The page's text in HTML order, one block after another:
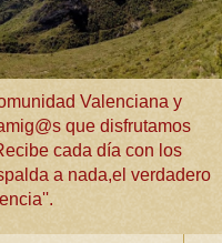
Valenciana y
que disfrutamos
cada día con los
a nada,el verdadero